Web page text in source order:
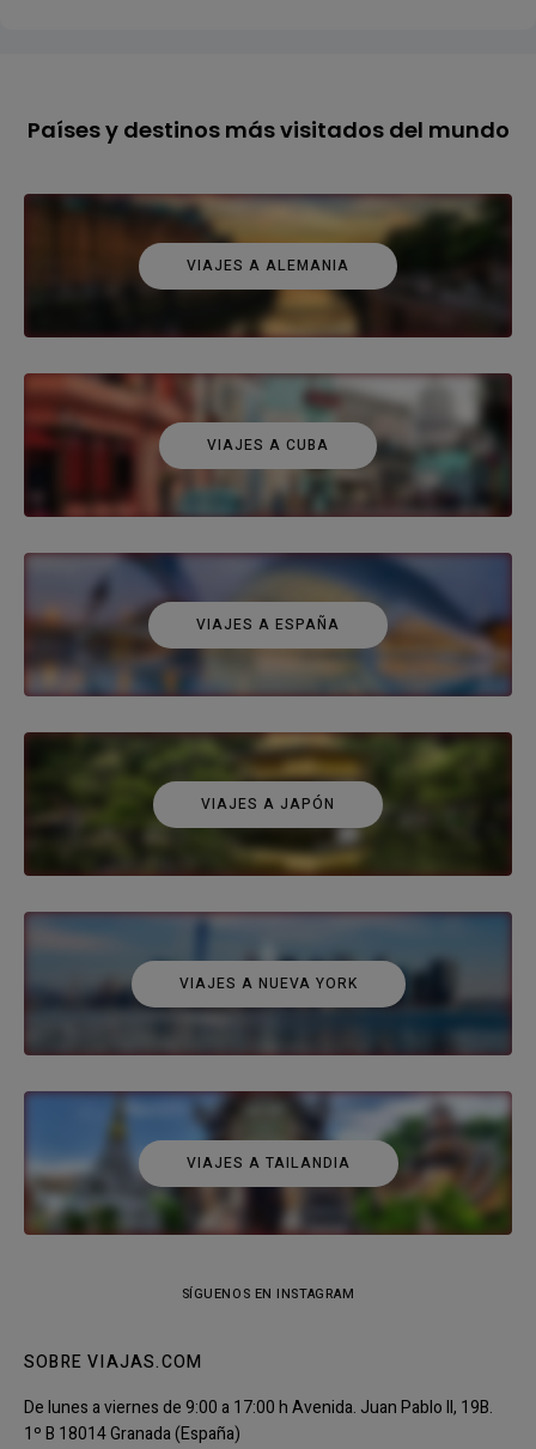
Países y destinos más visitados del mundo
VIAJES A ALEMANIA
VIAJES A CUBA
VIAJES A ESPAÑA
VIAJES A JAPÓN
VIAJES A NUEVA YORK
VIAJES A TAILANDIA
SÍGUENOS EN INSTAGRAM
SOBRE VIAJAS.COM
De lunes a viernes de 9:00 a 17:00 h Avenida. Juan Pablo II, 19B.
1º B 18014 Granada (España)